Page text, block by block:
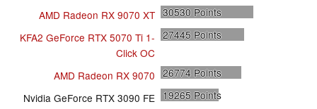
AMD Radeon RX 9070 XT 30530 Points
KFA2 GeForce RTX 5070 Ti 1-
Click OC
27445 Points
AMD Radeon RX 9070 26774 Points
Nvidia GeForce RTX 3090 FE 19265 Points